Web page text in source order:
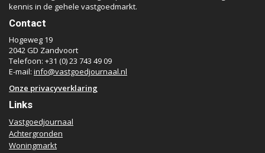
kennis in de gehele vastgoedmarkt.
Contact
Hogeweg 19
2042 GD Zandvoort
Telefoon: +31 (0) 23 743 49 09
E-mail: info@vastgoedjournaal.nl
Onze privacyverklaring
Links
Vastgoedjournaal
Achtergronden
Woningmarkt